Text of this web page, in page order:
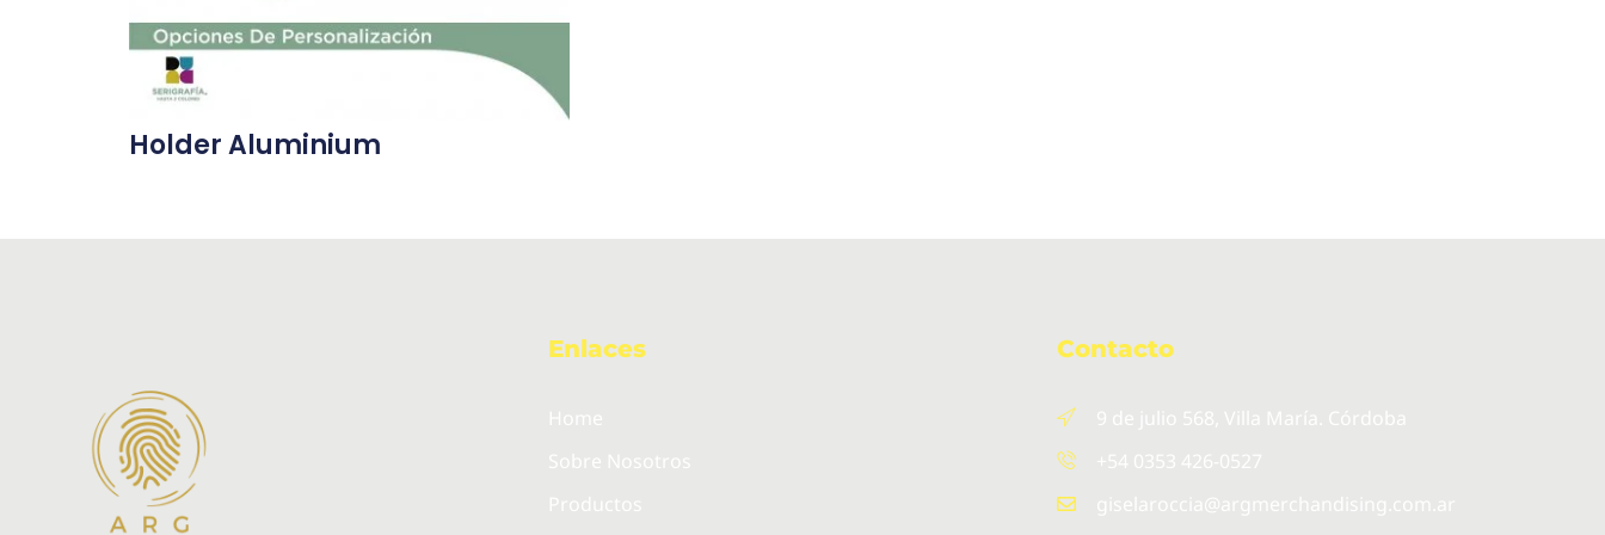
Holder Aluminium
Enlaces
Home
Sobre Nosotros
Productos
Contacto
9 de julio 568, Villa María. Córdoba
+54 0353 426-0527
giselaroccia@argmerchandising.com.ar